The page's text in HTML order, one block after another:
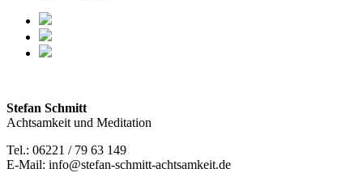
Stefan Schmitt
Achtsamkeit und Meditation
Tel.: 06221 / 79 63 149
E-Mail: info@stefan-schmitt-achtsamkeit.de